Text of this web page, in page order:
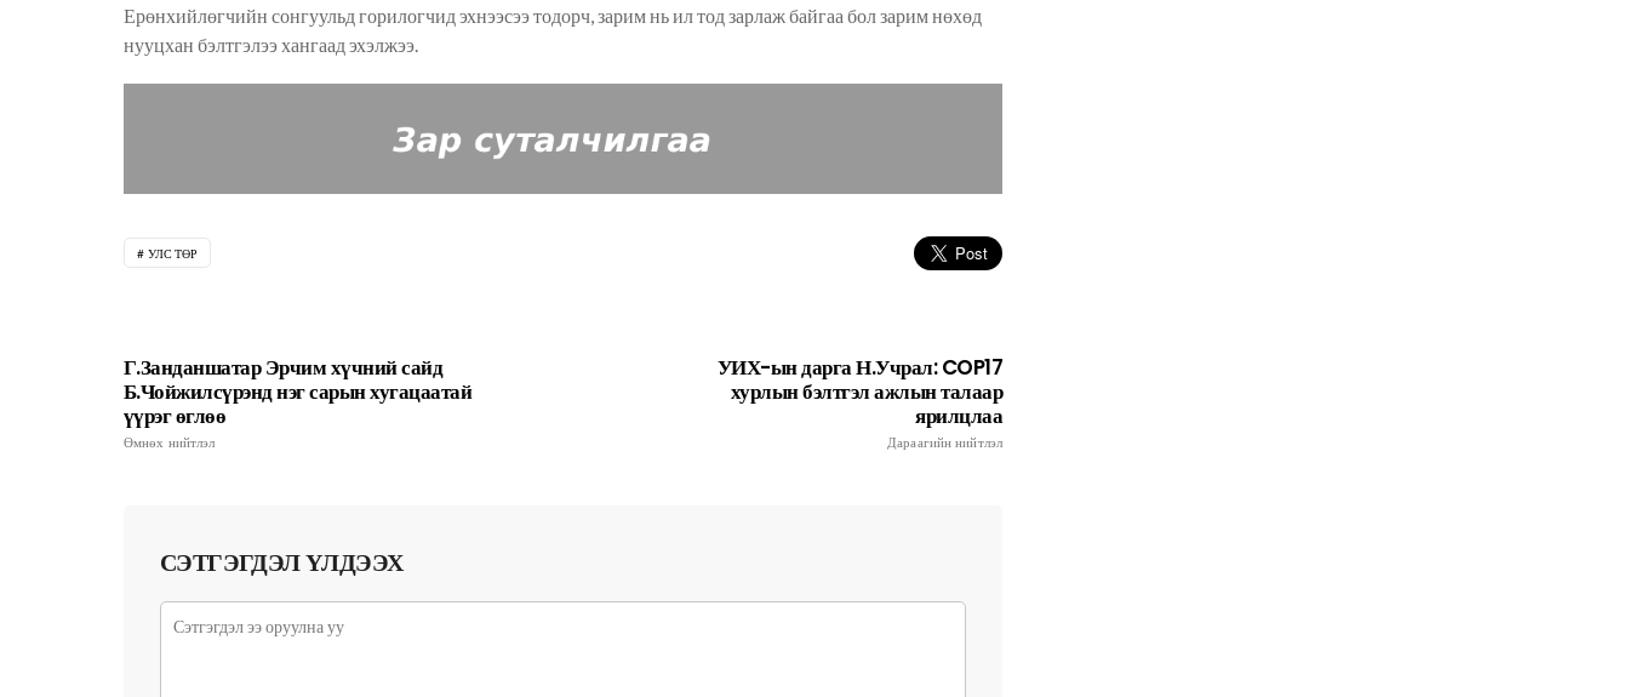
Ерөнхийлөгчийн сонгуульд горилогчид эхнээсээ тодорч, зарим нь ил тод зарлаж байгаа бол зарим нөхөд
нууцхан бэлтгэлээ хангаад эхэлжээ.
УЛС ТӨР
Г.Занданшатар Эрчим хүчний сайд
Б.Чойжилсүрэнд нэг сарын хугацаатай
үүрэг өглөө
Өмнөх нийтлэл
УИХ-ын дарга Н.Учрал: COP17
хурлын бэлтгэл ажлын талаар
ярилцлаа
Дараагийн нийтлэл
СЭТГЭГДЭЛ ҮЛДЭЭХ